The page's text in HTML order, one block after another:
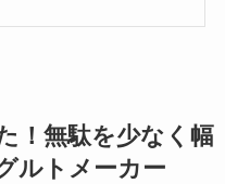
！無駄を少なく幅
ルトメーカー